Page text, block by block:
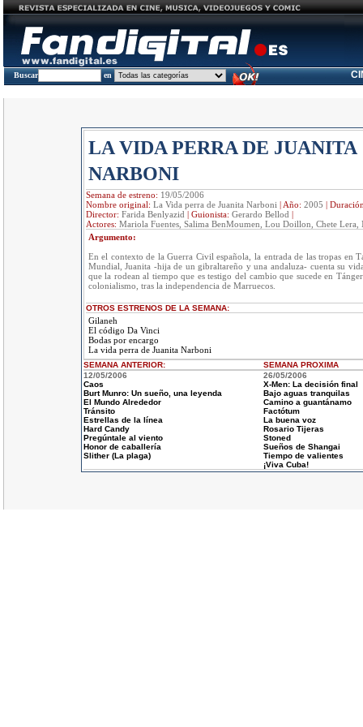
Buscar en
LA VIDA PERRA DE JUANITA
NARBONI
Semana de estreno: 19/05/2006
Nombre original: La Vida perra de Juanita Narboni | Año: 2005 |
Director: Farida Benlyazid | Guionista: Gerardo Bellod |
Actores: Mariola Fuentes, Salima BenMoumen, Lou Doillon, Chete Lera,
Argumento:
En el contexto de la Guerra Civil española, la entrada de las tropas en
Mundial, Juanita -hija de un gibraltareño y una andaluza- cuenta su
que la rodean al tiempo que es testigo del cambio que sucede en
colonialismo, tras la independencia de Marruecos.
OTROS ESTRENOS DE LA SEMANA:
Gilaneh
El código Da Vinci
Bodas por encargo
La vida perra de Juanita Narboni
SEMANA ANTERIOR: SEMANA PROXIMA
12/05/2006
Caos
Burt Munro: Un sueño, una leyenda
El Mundo Alrededor
Tránsito
Estrellas de la línea
Hard Candy
Pregúntale al viento
Honor de caballería
Slither (La plaga)
26/05/2006
X-Men: La decisión final
Bajo aguas tranquilas
Camino a guantánamo
Factótum
La buena voz
Rosario Tijeras
Stoned
Sueños de Shangai
Tiempo de valientes
¡Viva Cuba!